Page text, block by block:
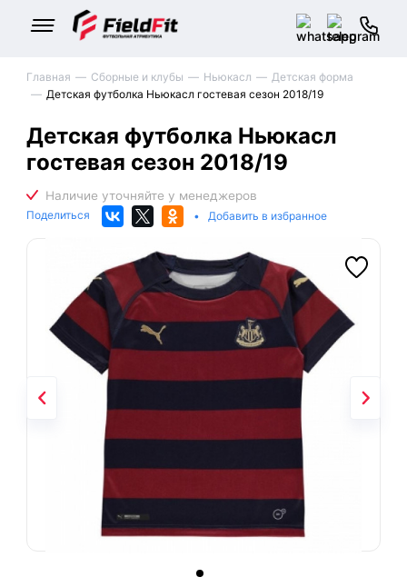
Главная Сборные и клубы Ньюкасл
Детская форма
Детская футболка Ньюкасл гостевая сезон 2018/19
Детская футболка Ньюкасл
гостевая сезон 2018/19
Поделиться • Добавить в избранное